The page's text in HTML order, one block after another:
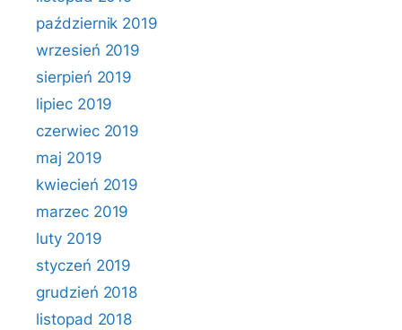
październik 2019
wrzesień 2019
sierpień 2019
lipiec 2019
czerwiec 2019
maj 2019
kwiecień 2019
marzec 2019
luty 2019
styczeń 2019
grudzień 2018
listopad 2018